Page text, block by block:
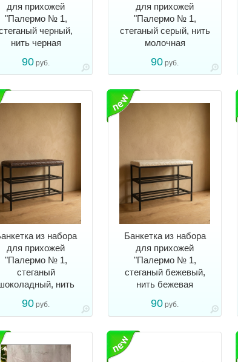
для прихожей
"Палермо № 1,
черный,
нить черная
90 руб.
для прихожей
"Палермо № 1,
стеганый серый, нить
молочная
90 руб.
из набора
для прихожей
"Палермо № 1,
стеганый
нить
90 руб.
Банкетка из набора
для прихожей
"Палермо № 1,
стеганый бежевый,
нить бежевая
90 руб.